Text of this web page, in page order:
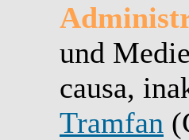
und
causa,
Tramfan